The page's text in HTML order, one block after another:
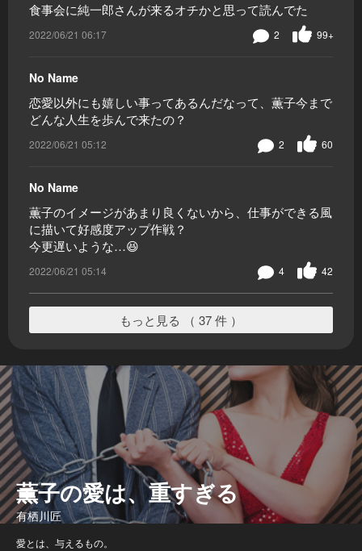
食事会に純一郎さんが来るオチかと思って読んでた
2022/06/21 06:17 99+
2
No Name
恋愛以外にも嬉しい事ってあるんだなって、薫子今まで
どんな人生を歩んで来たの？
2022/06/21 05:12 60
2
No Name
薫子のイメージがあまり良くないから、仕事ができる風
に描いて好感度アップ作戦？
今更遅いような…😆
2022/06/21 05:14 42
4
もっと見る （ 37 件 ）
薫子の愛は、重すぎる
有栖川匠
愛とは、与えるもの。